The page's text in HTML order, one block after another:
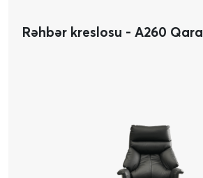
Rəhbər kreslosu - A260 Qara